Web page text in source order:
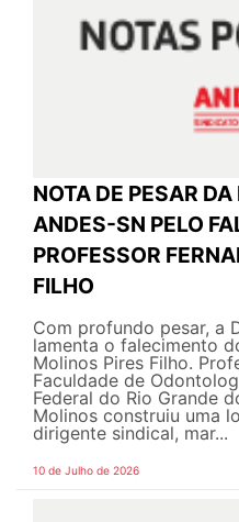
NOTA DE PESAR
ANDES-SN PELO
PROFESSOR
FILHO
Com profundo pesar, a
lamenta o falecimento
Molinos Pires Filho.
Faculdade de
Federal do Rio Grande
Molinos construiu uma
dirigente sindical, mar...
10 de Julho de 2026